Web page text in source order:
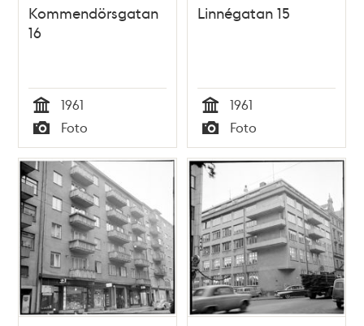
Kommendörsgatan
16
Tid
1961
Typ
Foto
Linnégatan 15
Tid
1961
Typ
Foto